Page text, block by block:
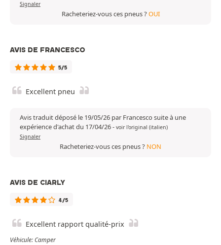
Signaler
Racheteriez-vous ces pneus ?OUI
AVIS DE FRANCESCO
5/5
Excellent pneu
Avis traduit déposé le 19/05/26 par Francesco suite à une
expérience d'achat du 17/04/26- voir l'original (italien)
Signaler
Racheteriez-vous ces pneus ? NON
AVIS DE CIARLY
4/5
Excellent rapport qualité-prix
Véhicule: Camper